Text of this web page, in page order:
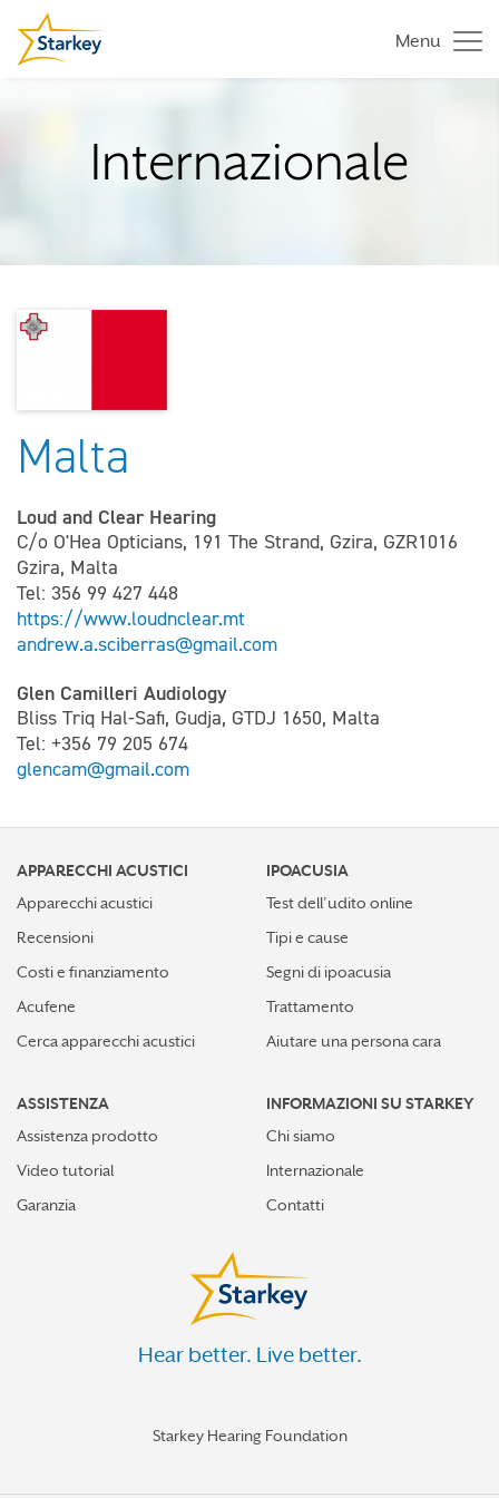
Menu
Internazionale
Malta
Loud and Clear Hearing
C/o O'Hea Opticians, 191 The Strand, Gzira, GZR1016
Gzira, Malta
Tel: 356 99 427 448
https://www.loudnclear.mt
andrew.a.sciberras@gmail.com
Glen Camilleri Audiology
Bliss Triq Hal-Safi, Gudja, GTDJ 1650, Malta
Tel: +356 79 205 674
glencam@gmail.com
APPARECCHI ACUSTICI
Apparecchi acustici
Recensioni
Costi e finanziamento
Acufene
Cerca apparecchi acustici
IPOACUSIA
Test dell’udito online
Tipi e cause
Segni di ipoacusia
Trattamento
Aiutare una persona cara
ASSISTENZA
Assistenza prodotto
Video tutorial
Garanzia
INFORMAZIONI SU STARKEY
Chi siamo
Internazionale
Contatti
Hear better. Live better.
Starkey Hearing Foundation